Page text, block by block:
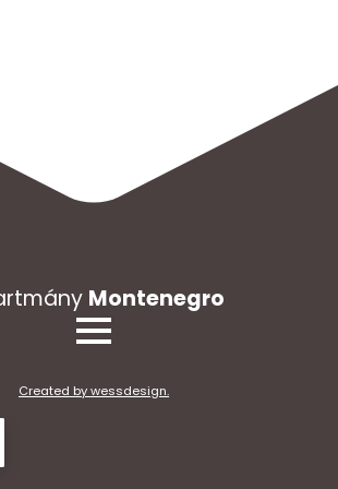
Montenegro
Created by wessdesign.